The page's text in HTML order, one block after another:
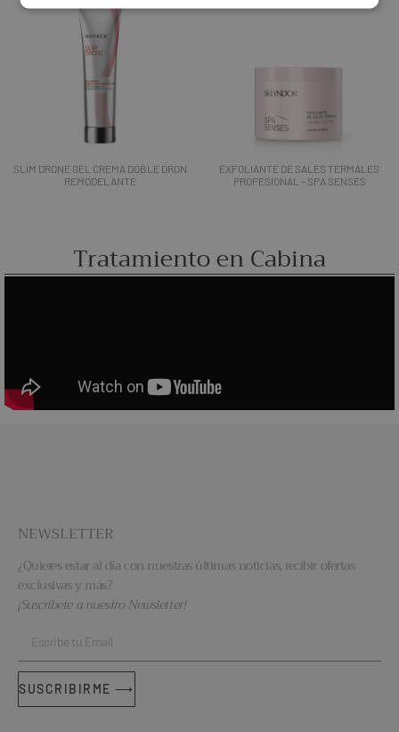
SLIM DRONE GEL CREMA DOBLE DRON
REMODELANTE
EXFOLIANTE DE SALES TERMALES
PROFESIONAL – SPA SENSES
Tratamiento en Cabina
NEWSLETTER
¿Quieres estar al día con nuestras últimas noticias, recibir ofertas
exclusivas y más?
¡Suscríbete a nuestro Newsletter!
SUSCRIBIRME ⟶